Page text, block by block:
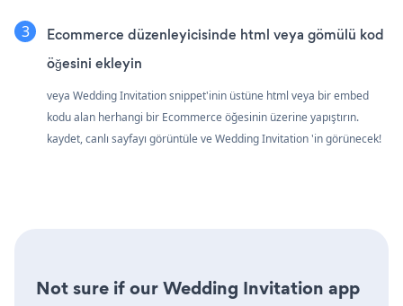
Ecommerce düzenleyicisinde html veya gömülü kod
öğesini ekleyin
veya Wedding Invitation snippet'inin üstüne html veya bir embed
kodu alan herhangi bir Ecommerce öğesinin üzerine yapıştırın.
kaydet, canlı sayfayı görüntüle ve Wedding Invitation 'in görünecek!
Not sure if our Wedding Invitation app